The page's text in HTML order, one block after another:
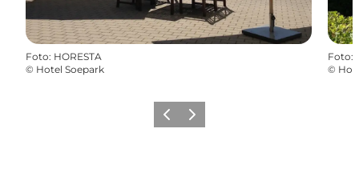
Foto: HORESTA
© Hotel Soepark
Foto:
©
ForrigeNæste